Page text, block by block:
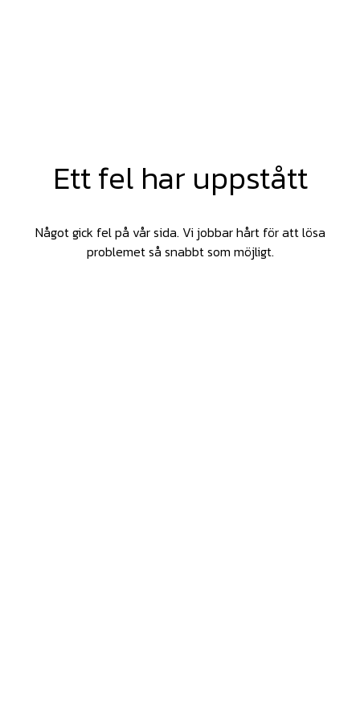
Ett fel har uppstått
Något gick fel på vår sida. Vi jobbar hårt för att lösa
problemet så snabbt som möjligt.